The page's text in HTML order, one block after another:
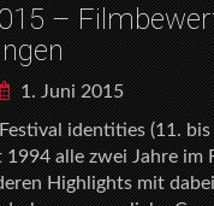
–
1. Juni 2015
identities (11.
alle zwei Jahre
Highlights mit